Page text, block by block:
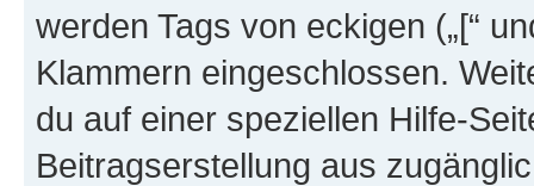
werden Tags von eckigen („[“
Klammern eingeschlossen.
du auf einer speziellen Hilfe-
Beitragserstellung aus